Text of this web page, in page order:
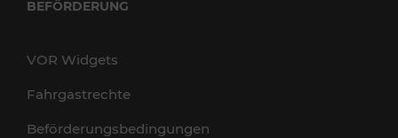
BEFÖRDERUNG
VOR Widgets
Fahrgastrechte
Beförderungsbedingungen